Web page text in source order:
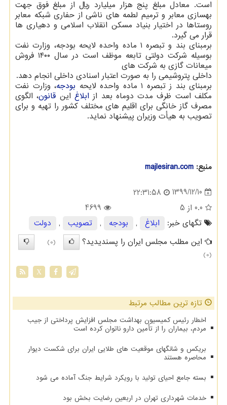
است. معادل مبلغ پنج هزار میلیارد ریال از مبلغ فوق جهت
بهسازی معابر و ترمیم لطمه های ناشی از حفاری شبکه معابر
روستاها در اختیار بنیاد مسکن انقلاب اسلامی و دهیاری ها
قرار می گیرد.
برمبنای بند و تبصره ۱ ماده واحده لایحه بودجه، وزارت نفت
بوسیله شرکت دولتی تابعه موظف است در سال ۱۴۰۰ فروش
میعانات گازی به شرکت های
داخلی پتروشیمی را به صورت اعتبار اسنادی داخلی انجام دهد.
برمبنای بند ز تبصره ۱ ماده واحده لایحه
بودجه، وزارت نفت
مکلف است ظرف مدت دوماه بعد از ابلاغ این قانون، الگوی
مصرف گاز خانگی برای اقلیم های مختلف کشور را تهیه و برای
تصویب به هیأت وزیران پیشنهاد نماید.
منبع: majlesiran.com
1399/12/10
22:31:58
0.0 از 5
4699
تگهای خبر:
ابلاغ , بودجه , تصویب ,
دولت
این مطلب مجلس ایران را پسندیدید؟
(0)
(0)
X
تازه ترین مطالب مرتبط
اخطار رئیس کمیسیون بهداشت مجلس افزایش پرداختی از جیب
مردم، بیماران را از تأمین دارو ناتوان کرده است
بریکس و شانگهای موقعیت های طلایی ایران برای شکست دیوار
محاصره هستند
بسته جامع احیای تولید با رویکرد شرایط جنگ آماده می شود
خدمات شهرداری تهران در اربعین رضایت بخش بود